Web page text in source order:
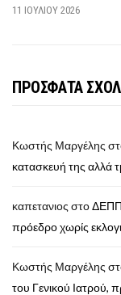
11 ΙΟΥΛΊΟΥ 2026
ΠΡΟΣΦΑΤΑ
Κωστής Μαργέλης
κατασκευή της αλλά
καπετανιος στοΔΕΠΠ
πρόεδρο χωρίς
Κωστής Μαργέλης
του Γενικού Ιατρού,